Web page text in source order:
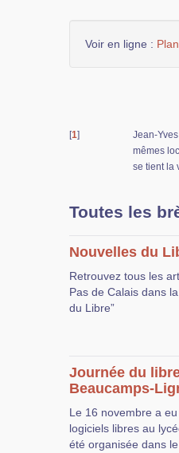
Voir en ligne :
[1]
Jean-
mêmes
se tient la
Toutes les
Nouvelles du
Retrouvez tous les
Pas de Calais dans
du Libre”
Journée du
Beaucamps-
Le 16 novembre a
logiciels libres au
été organisée dans le